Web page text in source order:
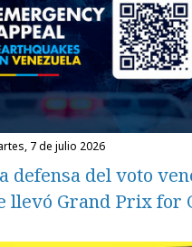
7 de julio 2026
defensa del voto
llevó Grand Prix for